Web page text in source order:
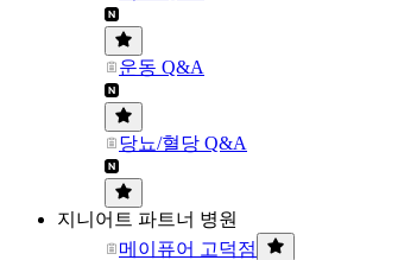
운동 Q&A
당뇨/혈당 Q&A
지니어트 파트너 병원
메이퓨어 고덕점